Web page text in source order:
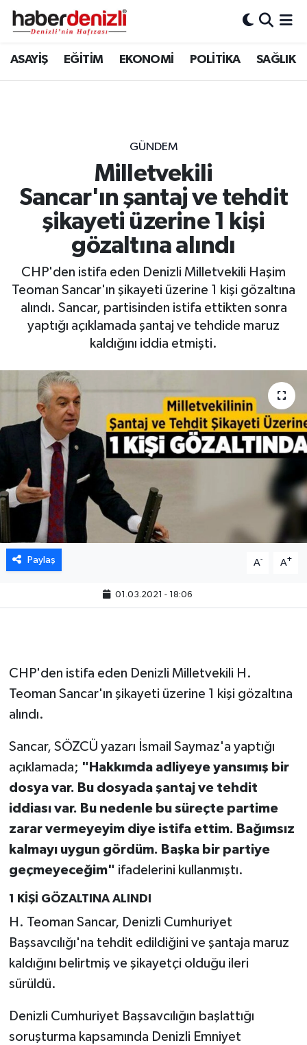
ASAYİŞ EĞİTİM EKONOMİ POLİTİKA SAĞLIK
GÜNDEM
Milletvekili
Sancar'ın şantaj ve tehdit
şikayeti üzerine 1 kişi
gözaltına alındı
CHP'den istifa eden Denizli Milletvekili Haşim
Teoman Sancar'ın şikayeti üzerine 1 kişi gözaltına
alındı. Sancar, partisinden istifa ettikten sonra
yaptığı açıklamada şantaj ve tehdide maruz
kaldığını iddia etmişti.
Paylaş A- A+
01.03.2021 - 18:06
CHP'den istifa eden Denizli Milletvekili H.
Teoman Sancar'ın şikayeti üzerine 1 kişi gözaltına
alındı.
Sancar, SÖZCÜ yazarı İsmail Saymaz'a yaptığı
açıklamada; "Hakkımda adliyeye yansımış bir
dosya var. Bu dosyada şantaj ve tehdit
iddiası var. Bu nedenle bu süreçte partime
zarar vermeyeyim diye istifa ettim. Bağımsız
kalmayı uygun gördüm. Başka bir partiye
geçmeyeceğim" ifadelerini kullanmıştı.
1 KİŞİ GÖZALTINA ALINDI
H. Teoman Sancar, Denizli Cumhuriyet
Başsavcılığı'na tehdit edildiğini ve şantaja maruz
kaldığını belirtmiş ve şikayetçi olduğu ileri
sürüldü.
Denizli Cumhuriyet Başsavcılığın başlattığı
soruşturma kapsamında Denizli Emniyet
Denizli Nöbetçi Eczaneler
Tüm Manşetler
Son Dakika Haberleri